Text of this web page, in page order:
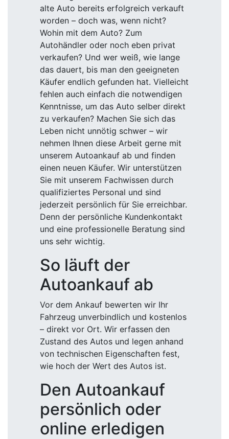
alte Auto bereits erfolgreich verkauft
worden – doch was, wenn nicht?
Wohin mit dem Auto? Zum
Autohändler oder noch eben privat
verkaufen? Und wer weiß, wie lange
das dauert, bis man den geeigneten
Käufer endlich gefunden hat. Vielleicht
fehlen auch einfach die notwendigen
Kenntnisse, um das Auto selber direkt
zu verkaufen? Machen Sie sich das
Leben nicht unnötig schwer – wir
nehmen Ihnen diese Arbeit gerne mit
unserem Autoankauf ab und finden
einen neuen Käufer. Wir unterstützen
Sie mit unserem Fachwissen durch
qualifiziertes Personal und sind
jederzeit persönlich für Sie erreichbar.
Denn der persönliche Kundenkontakt
und eine professionelle Beratung sind
uns sehr wichtig.
So läuft der
Autoankauf ab
Vor dem Ankauf bewerten wir Ihr
Fahrzeug unverbindlich und kostenlos
– direkt vor Ort. Wir erfassen den
Zustand des Autos und legen anhand
von technischen Eigenschaften fest,
wie hoch der Wert des Autos ist.
Den Autoankauf
persönlich oder
online erledigen